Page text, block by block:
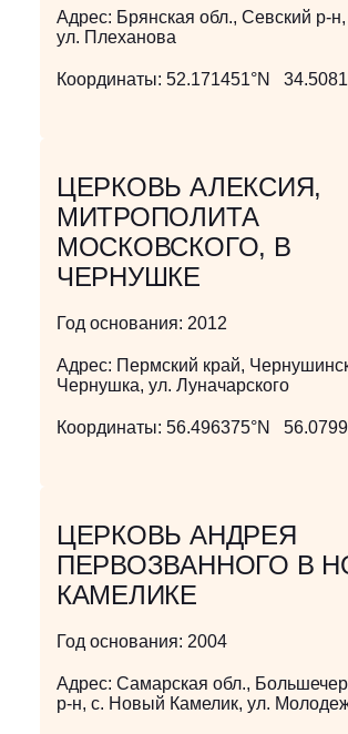
Адрес: Брянская обл., Севский р-н,
ул. Плеханова
Координаты: 52.171451°N
ЦЕРКОВЬ АЛЕКСИЯ,
МИТРОПОЛИТА
МОСКОВСКОГО, В
ЧЕРНУШКЕ
Год основания: 2012
Адрес: Пермский край,
Чернушка, ул. Луначарского
Координаты: 56.496375°N
ЦЕРКОВЬ АНДРЕЯ
ПЕРВОЗВАННОГО В
КАМЕЛИКЕ
Год основания: 2004
Адрес: Самарская обл.,
р-н, с. Новый Камелик, ул.